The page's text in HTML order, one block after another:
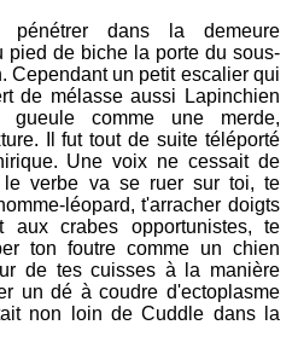
pénétrer dans la demeure
pied de biche la porte du sous-
Cependant un petit escalier qui
de mélasse aussi Lapinchien
comme une merde,
Il fut tout de suite téléporté
Une voix ne cessait de
le verbe va se ruer sur toi, te
léopard, t'arracher doigts
crabes opportunistes, te
ton foutre comme un chien
de tes cuisses à la manière
un dé à coudre d'ectoplasme
non loin de Cuddle dans la